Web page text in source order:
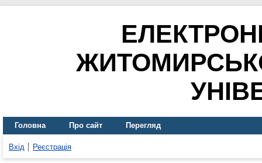
Головна Про сайт Перегляд
Вхід Реєстрація